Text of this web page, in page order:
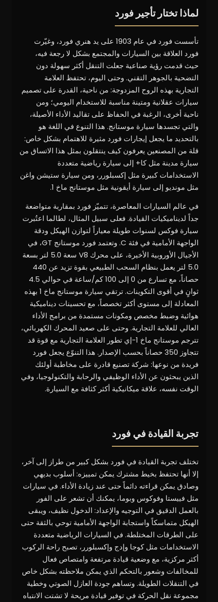
لماذا تختار تأجير فورد
تأسست فورد في عام 1903 على يد هنري فورد، وغيّرت
فورد العلاقة بين السيارات والمجتمع بشكل لا رجعة فيه،
حيث قدمت رؤية صناعية جعلت التنقل أكثر سهولة دون
التضحية بالجوهر التقني. وحتى اليوم، تحتفظ العلامة
التجارية بهذه الروح المزدوجة: من ناحية، القدرة على تصميم
سيارات عقلانية ومتينة مناسبة للاستخدام اليومي؛ ومن
ناحية أخرى، الرغبة في الحفاظ على تقاليد الأداء الأصيلة،
والتي تجسدها سيارة موستانج. هذا التنوع في اللغة هو
بالتحديد ما يجعل إيجارات فورد مثيرة للاهتمام بشكل خاص:
قلة من المصنعين يعرفون كيف ينتقلون بمثل هذا الاتساق من
سيارة مدينة مثل كا+ إلى سيارة رياضية متعددة
الاستخدامات كبيرة مثل إكسبلورر، ومن سيارة ستيشن واغن
مثل مونديو إلى سيارة أيقونية مثل موستانج ماخ 1.
في عالم السيارات المعاصرة، تتميّز فورد بمقاربة متواضعة
جداً لديناميكيات القيادة. فعلى سبيل المثال، لطالما اعتُبرت
سيارة فوكس لسنوات طويلة معياراً لتوازن الهيكل ودقة
الواجهة الأمامية في فئة C. وتعتمد فورد موستانج GT، في
الأجيال الأوروبية الأخيرة، على محرك V8 سعة 5.0 لتر بسعة
5.0 لتر يعمل بنظام السحب الطبيعي بقوة تزيد عن 440
حصاناً، مع تسارع من 0 إلى 100 كم/ساعة في حوالي 4.5
ثوانٍ في أقوى التكوينات. ترتقي سيارة موستانج ماخ 1 بهذه
المعادلة إلى مستوى أكثر تخصصاً، مع تحسينات ديناميكية
هوائية وضبط مخصص ومكونات مستمدة من برامج الأداء
العالي للعلامة التجارية. وحتى على صعيد المحرك الكهربائي،
تترجم موستانج ماخ 1-إي تطور العلامة التجارية مع قوة قد
تتجاوز 350 حصاناً بحسب الإصدار. هذا التنوّع يجعل فورد
فريدة من نوعها: شركة تصنيع قادرة على مخاطبة أولئك
الذين يبحثون عن الأداء الوظيفي والرحابة والتكنولوجيا، وفي
الوقت نفسه، علاقة ميكانيكية أكثر كثافة مع السيارة.
تجربة القيادة في فورد
تختلف تجربة القيادة في فورد بشكل كبير من طراز إلى آخر،
إلا أنها تحتفظ بخيط مشترك يمكن تمييزه: أسلوب بديهي
وصادق يمكن قراءته دائماً حتى عند زيادة الأداء. في سيارات
مثل فييستا وفوكوس وبوما، يمكنك أن تشعر على الفور
بالعمل الدقيق في التوجيه والإعداد: الدخول نظيف، ويبقى
الهيكل متماسكاً واستجابة الواجهة الأمامية توحي بالثقة حتى
على الطرقات المختلطة. في السيارات الرياضية متعددة
الاستخدامات مثل كوجا وإدج وإكسبلورر، تصبح راحة الركوب
أكثر مركزية، مع وضعية قيادة مرتفعة وامتصاص فعال
للمخالفات وشعور بالتحكم الذي يمكن ملاحظته بشكل خاص
في التنقلات الطويلة. وتساهم جودة العازل الصوتي وخطية
مجموعة نقل الحركة في توفير قيادة مريحة لا تشتت الانتباه